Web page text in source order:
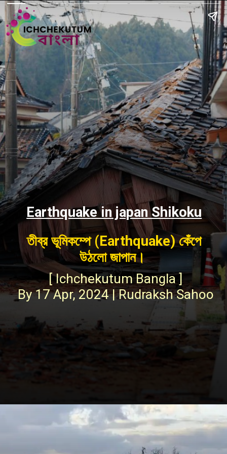
Earthquake in japan Shikoku
তীব্র ভূমিকম্পে (Earthquake) কেঁপে
উঠলো জাপান।
[ Ichchekutum Bangla ]
By 17 Apr, 2024 | Rudraksh Sahoo